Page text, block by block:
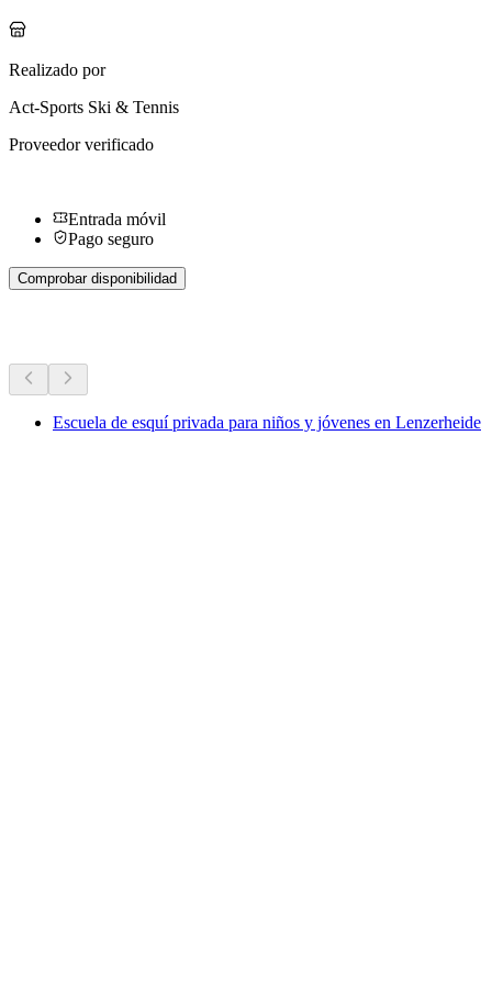
Realizado por
Act-Sports Ski & Tennis
Proveedor verificado
Entrada móvil
Pago seguro
Comprobar disponibilidad
Escuela de esquí privada para niños y jóvenes en Lenzerheide